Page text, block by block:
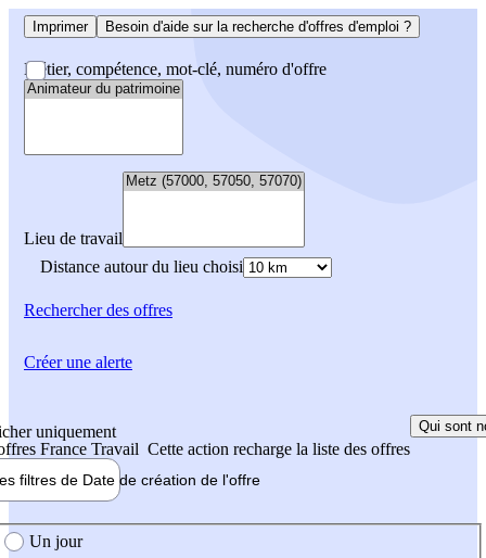
Imprimer Besoin d'aide sur la recherche d'offres d'emploi ?
Métier, compétence, mot-clé, numéro d'offre
Lieu de travail
Distance autour du lieu choisi
Rechercherdes offres
uniquement
France Travail Cette action recharge la liste des offres
Qui sont
filtres de Date de création de l'offre
création de l'offre
Un jour
Créer une alerte